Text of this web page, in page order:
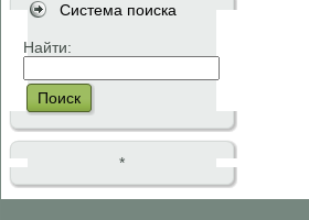
Система поиска
Найти:
Поиск
*